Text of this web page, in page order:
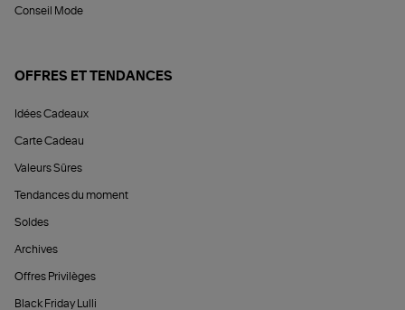
Conseil Mode
OFFRES ET TENDANCES
Idées Cadeaux
Carte Cadeau
Valeurs Sûres
Tendances du moment
Soldes
Archives
Offres Privilèges
Black Friday Lulli